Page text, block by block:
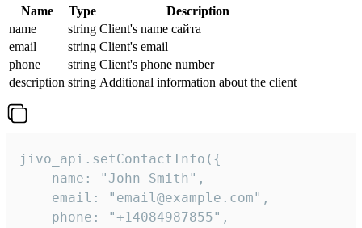
Name Type
Description
name
string Client's name сайта
email
string Client's email
phone
string Client's phone number
description string Additional information about the client
jivo_api.setContactInfo({
    name: "John Smith",
    email: "email@example.com",
    phone: "+14084987855",